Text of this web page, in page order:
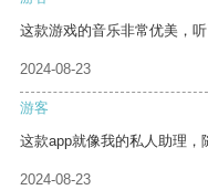
这款游戏的音乐非常优美，听
2024-08-23
游客
这款app就像我的私人助理，
2024-08-23